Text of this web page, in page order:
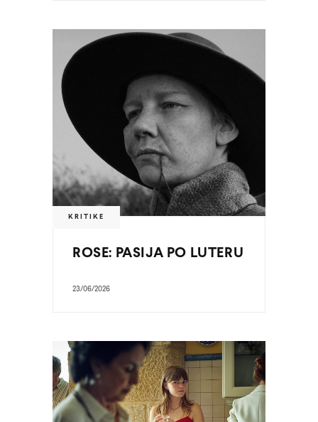
KRITIKE
ROSE: PASIJA PO LUTERU
23/06/2026